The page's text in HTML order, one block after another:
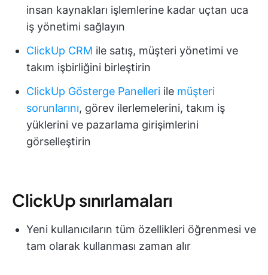
insan kaynakları işlemlerine kadar uçtan uca
iş yönetimi sağlayın
ClickUp CRM ile satış, müşteri yönetimi ve
takım işbirliğini birleştirin
ClickUp Gösterge Panelleri ile müşteri
sorunlarını, görev ilerlemelerini, takım iş
yüklerini ve pazarlama girişimlerini
görselleştirin
ClickUp sınırlamaları
Yeni kullanıcıların tüm özellikleri öğrenmesi ve
tam olarak kullanması zaman alır